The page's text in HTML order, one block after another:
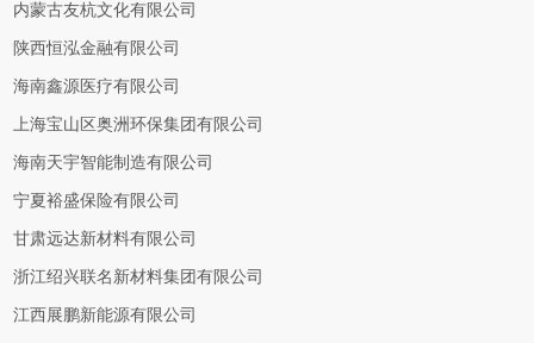
内蒙古友杭文化有限公司
陕西恒泓金融有限公司
海南鑫源医疗有限公司
上海宝山区奥洲环保集团有限公司
海南天宇智能制造有限公司
宁夏裕盛保险有限公司
甘肃远达新材料有限公司
浙江绍兴联名新材料集团有限公司
江西展鹏新能源有限公司